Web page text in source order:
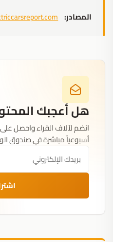
المصادر:
هل أعجبك
انضم لآلاف القراء واحصل على
أسبوعياً مباشرة في صندوق